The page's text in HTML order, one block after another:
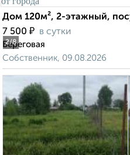
2/8
Дом 120м², 2-этажный,
7 500 ₽ в сутки
Береговая
Собственник, 09.08.2026